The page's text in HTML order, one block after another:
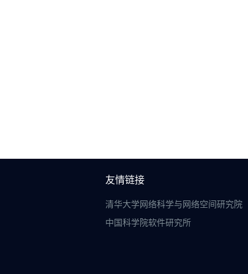
友情链接
清华大学网络科学与网络空间研究院
中国科学院软件研究所